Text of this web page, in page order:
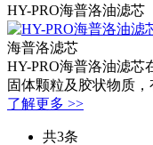
HY-PRO海普洛油滤芯
海普洛滤芯
HY-PRO海普洛油滤芯
固体颗粒及胶状物质，
了解更多 >>
共3条